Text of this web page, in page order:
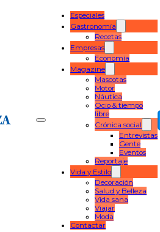
Especiales
Gastronomía
Recetas
Empresas
Economía
Magazine
Mascotas
Motor
Náutica
Ocio & tiempo
libre
Crónica social
Entrevistas
Gente
Eventos
Reportaje
Vida y Estilo
Decoración
Salud y Belleza
Vida sana
Viajar
Moda
Contactar